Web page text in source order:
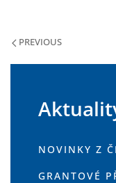
PREVIOUS
NOVINKY Z
GRANTOVÉ